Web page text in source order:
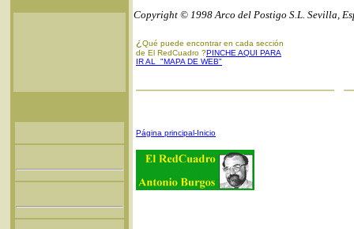
Copyright © 1998 Arco del Postigo S.L. Sevilla,
¿ Qué puede encontrar en cada sección
de El RedCuadro ?PINCHE AQUI PARA
IR AL "MAPA DE WEB"
Página principal-Inicio